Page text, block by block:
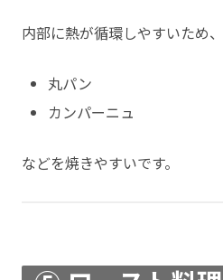
内部に熱が循環しやすいため、
丸パン
カンパーニュ
などを焼きやすいです。